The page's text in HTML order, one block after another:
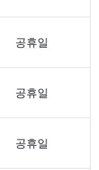
공휴일
공휴일
공휴일